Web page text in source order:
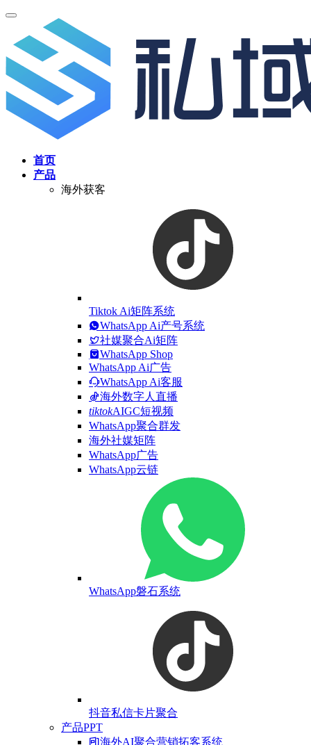
首页
产品
海外获客
Tiktok Ai矩阵系统
WhatsApp Ai产号系统
社媒聚合Ai矩阵
WhatsApp Shop
WhatsApp Ai广告
WhatsApp Ai客服
海外数字人直播
tiktokAIGC短视频
WhatsApp聚合群发
海外社媒矩阵
WhatsApp广告
WhatsApp云链
WhatsApp磐石系统
抖音私信卡片聚合
产品PPT
海外AI聚合营销拓客系统